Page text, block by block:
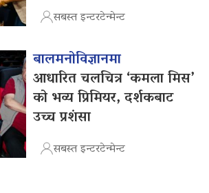
सबस्त इन्टरटेन्मेन्ट
बालमनोविज्ञानमा
आधारित चलचित्र ‘कमला मिस’
को भव्य प्रिमियर, दर्शकबाट
उच्च प्रशंसा
सबस्त इन्टरटेन्मेन्ट